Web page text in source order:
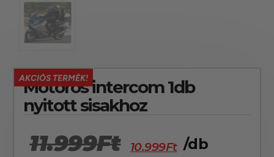
AKCIÓS TERMÉK!
Motoros intercom 1db
nyitott sisakhoz
11.999Ft 10.999Ft /db